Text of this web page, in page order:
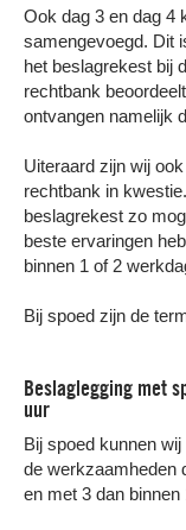
Ook dag 3 en dag 4
samengevoegd. Dit
het beslagrekest bij
rechtbank
ontvangen namelijk
Uiteraard zijn wij
rechtbank in
beslagrekest zo
beste ervaringen
binnen 1 of 2
Bij spoed zijn de
Beslaglegging met
uur
Bij spoed kunnen
de werkzaamheden
en met 3 dan binnen